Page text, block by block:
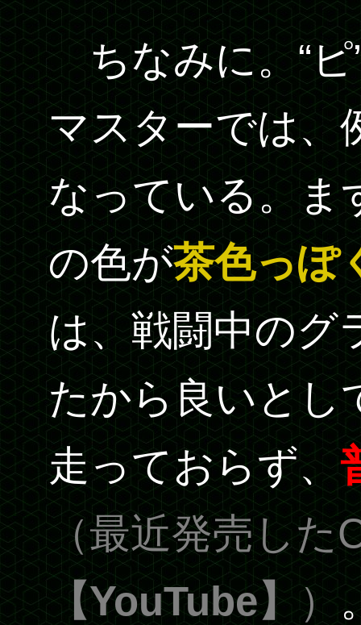
ちなみに。“ピ
マスターでは、
なっている。ま
の色が茶色っぽ
は、戦闘中のグ
たから良いとし
走っておらず、
（最近発売した
【YouTube】）